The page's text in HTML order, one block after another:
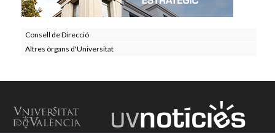
Consell de Direcció
Altres òrgans d'Universitat